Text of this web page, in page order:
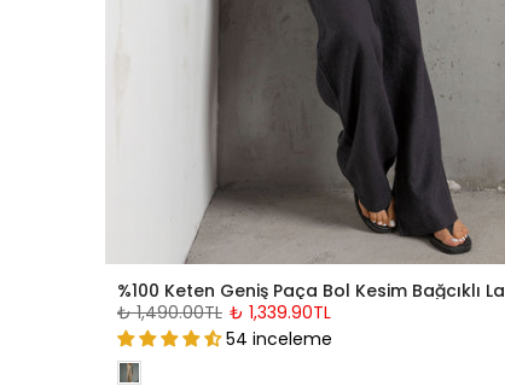
₺ 1,490.00TL ₺ 1,339.90TL
54 inceleme